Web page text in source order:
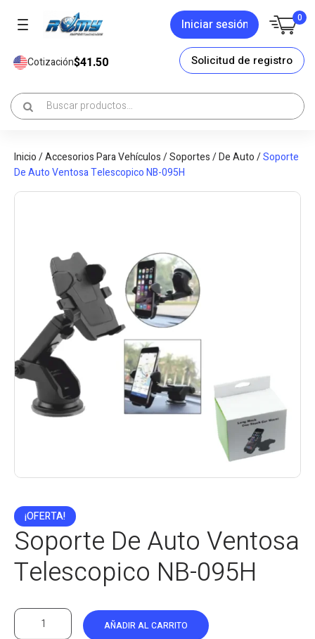
Iniciar sesión 0
Cotización$41.50 Solicitud de registro
Inicio/Accesorios Para Vehículos/Soportes/De Auto/Soporte
De Auto Ventosa Telescopico NB-095H
¡OFERTA!
Soporte De Auto Ventosa
Telescopico NB-095H
AÑADIR AL CARRITO